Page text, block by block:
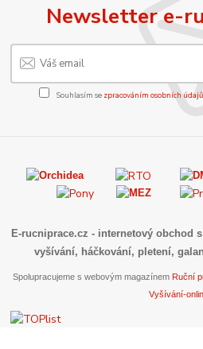
Newsletter e-
Souhlasím se zpracováním osobních údajů
E-rucniprace.cz - internetový obchod
vyšívání, háčkování, pletení,
Spolupracujeme s webovým magazínem Ruční
Vyšívání-